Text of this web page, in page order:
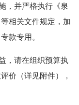
，并严格执行《泉
相关文件规定，加
款专用。
，请在组织预算执
价（详见附件），